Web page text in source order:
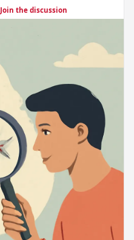
Join the discussion